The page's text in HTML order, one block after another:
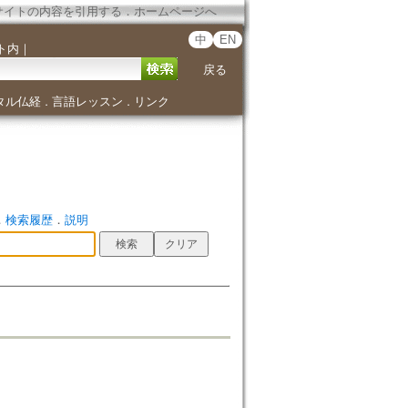
イトの内容を引用する ． ホームページへ
内 ｜
中 EN
戻る
ル仏経． 言語レッスン ． リンク
検索履歴． 説明